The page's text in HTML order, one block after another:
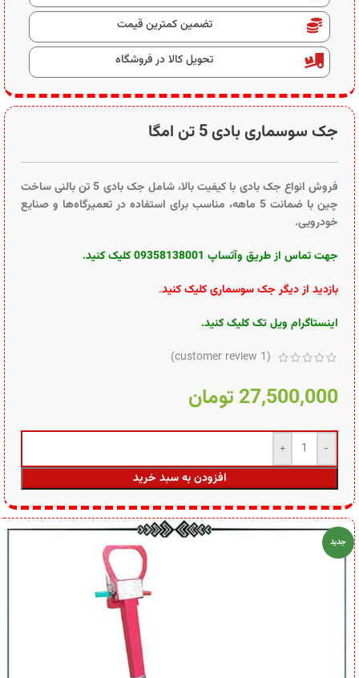
جدید
جک سوسماری بادی 5 تن امگا
فروش انواع جک بادی با کیفیت بالا، شامل جک بادی 5 تن بالنی ساخت
چین با ضمانت 5 ماهه، مناسب برای استفاده در تعمیرگاه‌ها و صنایع
خودرویی.
جهت تماس از طریق وآتساپ 09358138001 کلیک کنید.
بازدید از دیگر جک سوسماری کلیک کنید.
اینستاگرام ویل تک کلیک کنید.
(
1
27,500,000 تومان
افزودن به سبد خرید
تضمین کمترین قیمت
تحویل کالا در فروشگاه